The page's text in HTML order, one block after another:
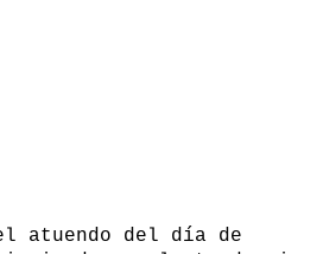
atuendo del día de